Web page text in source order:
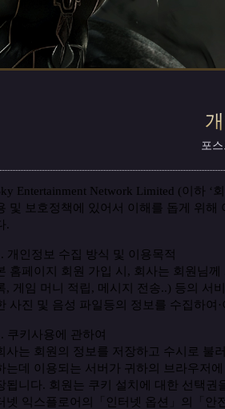
포
Entertainment Network Limited ( 이하 ‘
및 보호정책 에 있어서 이해를 돕게 위해
.
개인정보 수집 방식 및 이용목적
홈페이지 회원 가입 시 , 회사 는 회원님께
, 게임 머니 적립 , 메시지 전송..) 등의 서
사진 및 음성 파일등의 정보를 수집하여 ·
쿠키사용에 관하여
사는 회원의 정보를 저장하고 수시로 불
는데
이용되는 서버가 귀하의 브라우저에
됩니다 . 회원는 쿠키 설치에 대한 선택권
넷 익스플로어의 「 인터넷 옵션 의 「 안